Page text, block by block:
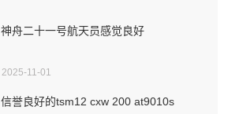
神舟二十一号航天员感觉良好
2025-11-01
信誉良好的tsm12 cxw 200 at9010s